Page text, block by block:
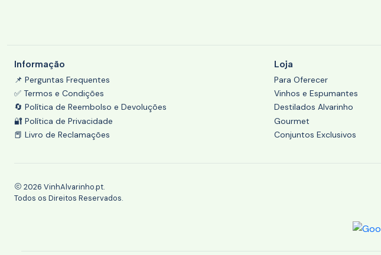
Informação
📌 Perguntas Frequentes
✅ Termos e Condições
🔄 Política de Reembolso e Devoluções
🔐 Política de Privacidade
📕 Livro de Reclamações
Loja
Para Oferecer
Vinhos e Espumantes
Destilados Alvarinho
Gourmet
Conjuntos Exclusivos
2026 VinhAlvarinho.pt.
Todos os Direitos Reservados.